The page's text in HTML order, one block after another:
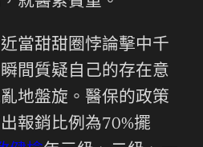
當甜甜圈悖論擊中千
間質疑自己的存在意
地盤旋。醫保的政策
報銷比例為70%擺